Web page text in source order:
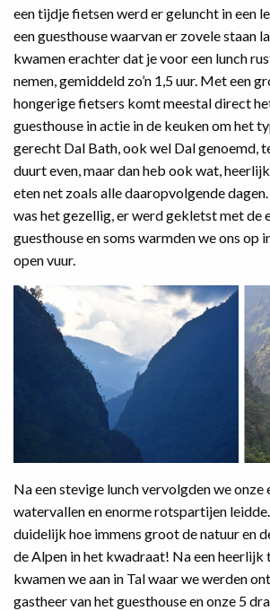
een tijdje fietsen werd er geluncht in een
een guesthouse waarvan er zovele staan
kwamen erachter dat je voor een lunch
nemen, gemiddeld zo’n 1,5 uur. Met een
hongerige fietsers komt meestal direct
guesthouse in actie in de keuken om het
gerecht Dal Bath, ook wel Dal genoemd,
duurt even, maar dan heb ook wat,
eten net zoals alle daaropvolgende
was het gezellig, er werd gekletst met de
guesthouse en soms warmden we ons op
open vuur.
Na een stevige lunch vervolgden we onze
watervallen en enorme rotspartijen
duidelijk hoe immens groot de natuur en
de Alpen in het kwadraat! Na een
kwamen we aan in Tal waar we werden
gastheer van het guesthouse en onze 5